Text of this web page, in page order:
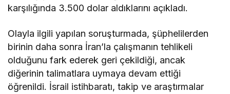
karşılığında 3.500 dolar aldıklarını açıkladı.
Olayla ilgili yapılan soruşturmada, şüphelilerden
birinin daha sonra İran’la çalışmanın tehlikeli
olduğunu fark ederek geri çekildiği, ancak
diğerinin talimatlara uymaya devam ettiği
öğrenildi. İsrail istihbaratı, takip ve araştırmalar